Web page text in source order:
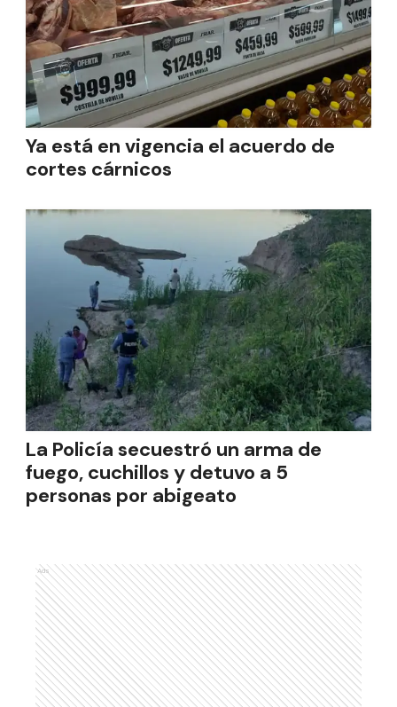
Ya está en vigencia el acuerdo de
cortes cárnicos
La Policía secuestró un arma de
fuego, cuchillos y detuvo a 5
personas por abigeato
Ads